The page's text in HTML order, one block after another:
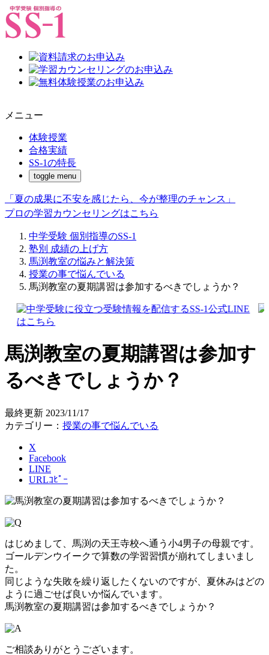
メニュー
体験授業
合格実績
SS-1の特長
toggle menu
「夏の成果に不安を感じたら、今が整理のチャンス」
プロの学習カウンセリングはこちら
中学受験 個別指導のSS-1
塾別 成績の上げ方
馬渕教室の悩みと解決策
授業の事で悩んでいる
馬渕教室の夏期講習は参加するべきでしょうか？
馬渕教室の夏期講習は参加す
るべきでしょうか？
最終更新 2023/11/17
カテゴリー： 授業の事で悩んでいる
X
Facebook
LINE
URLｺﾋﾟｰ
はじめまして、馬渕の天王寺校へ通う小4男子の母親です。
ゴールデンウイークで算数の学習習慣が崩れてしまいまし
た。
同じような失敗を繰り返したくないのですが、夏休みはどの
ように過ごせば良いか悩んでいます。
馬渕教室の夏期講習は参加するべきでしょうか？
ご相談ありがとうございます。